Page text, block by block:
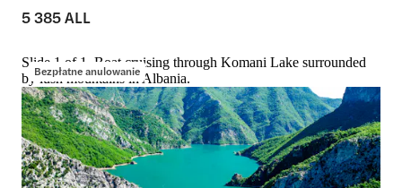
5 385 ALL
Bezpłatne anulowanie
Slide 1 of 1, Boat cruising through Komani Lake surrounded
by lush mountains in Albania.